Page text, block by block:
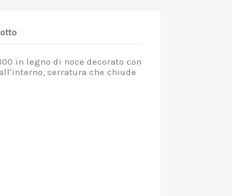
in legno di noce decorato con
serratura che chiude